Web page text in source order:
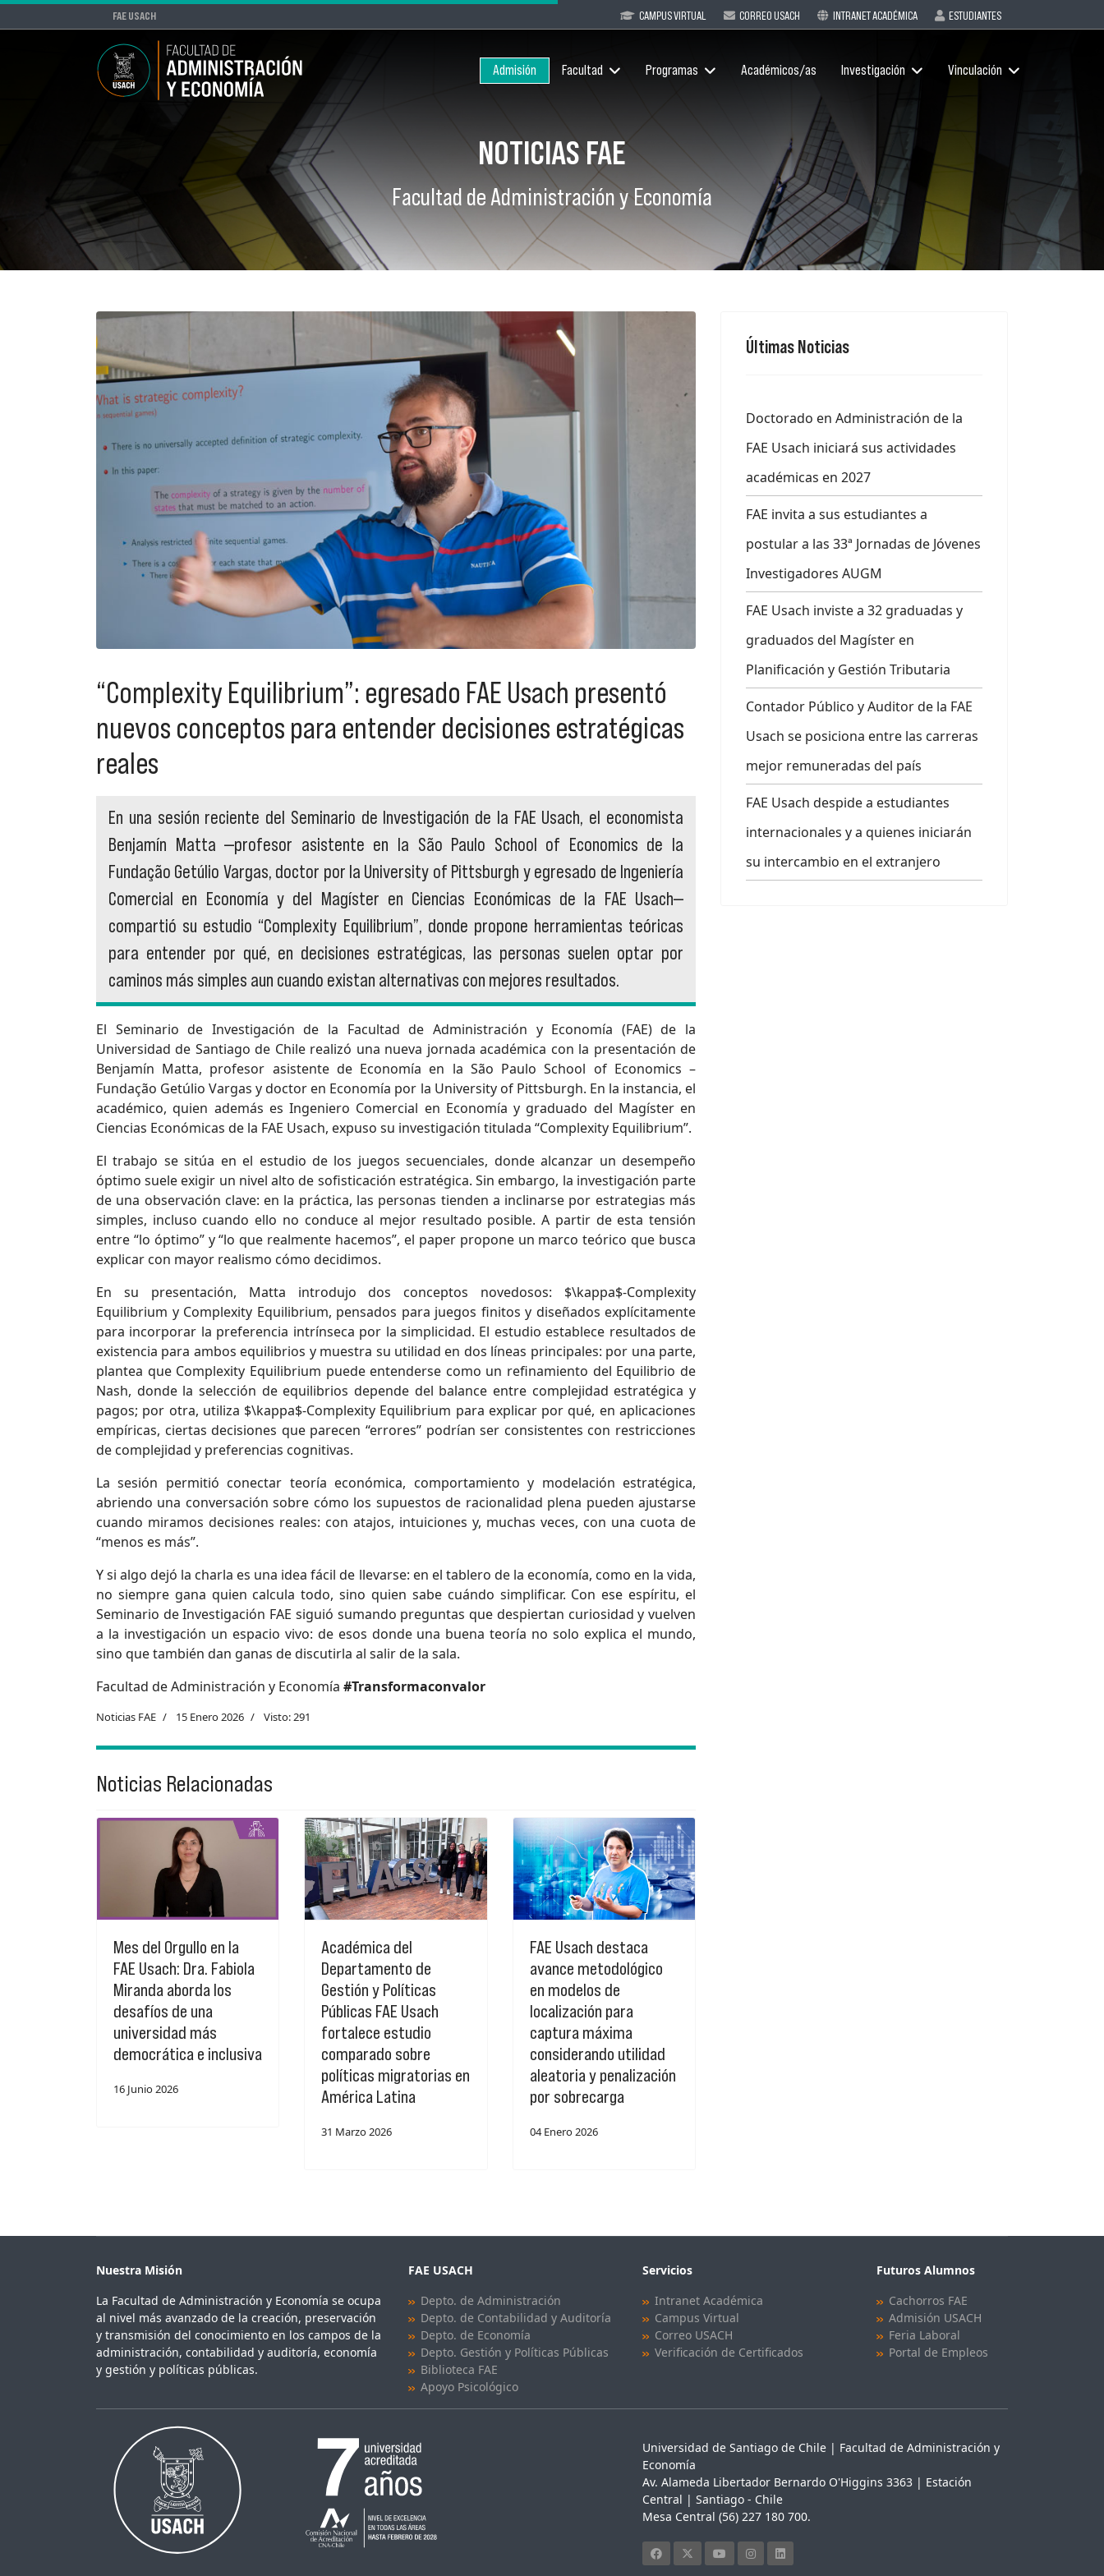
FAE USACH CAMPUS VIRTUAL CORREO USACH INTRANET ACADÉMICA ESTUDIANTES
Admisión Facultad Programas Académicos/as Investigación Vinculación
NOTICIAS FAE
Facultad de Administración y Economía
“Complexity Equilibrium”: egresado FAE Usach presentó
nuevos conceptos para entender decisiones estratégicas
reales
En una sesión reciente del Seminario de Investigación de la FAE Usach, el economista
Benjamín Matta —profesor asistente en la São Paulo School of Economics de la
Fundação Getúlio Vargas, doctor por la University of Pittsburgh y egresado de Ingeniería
Comercial en Economía y del Magíster en Ciencias Económicas de la FAE Usach—
compartió su estudio “Complexity Equilibrium”, donde propone herramientas teóricas
para entender por qué, en decisiones estratégicas, las personas suelen optar por
caminos más simples aun cuando existan alternativas con mejores resultados.
El Seminario de Investigación de la Facultad de Administración y Economía (FAE) de la
Universidad de Santiago de Chile realizó una nueva jornada académica con la presentación de
Benjamín Matta, profesor asistente de Economía en la São Paulo School of Economics –
Fundação Getúlio Vargas y doctor en Economía por la University of Pittsburgh. En la instancia, el
académico, quien además es Ingeniero Comercial en Economía y graduado del Magíster en
Ciencias Económicas de la FAE Usach, expuso su investigación titulada “Complexity Equilibrium”.
El trabajo se sitúa en el estudio de los juegos secuenciales, donde alcanzar un desempeño
óptimo suele exigir un nivel alto de sofisticación estratégica. Sin embargo, la investigación parte
de una observación clave: en la práctica, las personas tienden a inclinarse por estrategias más
simples, incluso cuando ello no conduce al mejor resultado posible. A partir de esta tensión
entre “lo óptimo” y “lo que realmente hacemos”, el paper propone un marco teórico que busca
explicar con mayor realismo cómo decidimos.
En su presentación, Matta introdujo dos conceptos novedosos: $\kappa$-Complexity
Equilibrium y Complexity Equilibrium, pensados para juegos finitos y diseñados explícitamente
para incorporar la preferencia intrínseca por la simplicidad. El estudio establece resultados de
existencia para ambos equilibrios y muestra su utilidad en dos líneas principales: por una parte,
plantea que Complexity Equilibrium puede entenderse como un refinamiento del Equilibrio de
Nash, donde la selección de equilibrios depende del balance entre complejidad estratégica y
pagos; por otra, utiliza $\kappa$-Complexity Equilibrium para explicar por qué, en aplicaciones
empíricas, ciertas decisiones que parecen “errores” podrían ser consistentes con restricciones
de complejidad y preferencias cognitivas.
La sesión permitió conectar teoría económica, comportamiento y modelación estratégica,
abriendo una conversación sobre cómo los supuestos de racionalidad plena pueden ajustarse
cuando miramos decisiones reales: con atajos, intuiciones y, muchas veces, con una cuota de
“menos es más”.
Y si algo dejó la charla es una idea fácil de llevarse: en el tablero de la economía, como en la vida,
no siempre gana quien calcula todo, sino quien sabe cuándo simplificar. Con ese espíritu, el
Seminario de Investigación FAE siguió sumando preguntas que despiertan curiosidad y vuelven
a la investigación un espacio vivo: de esos donde una buena teoría no solo explica el mundo,
sino que también dan ganas de discutirla al salir de la sala.
Facultad de Administración y Economía #Transformaconvalor
Noticias FAE 15 Enero 2026 Visto: 291
Noticias Relacionadas
Mes del Orgullo en la
FAE Usach: Dra. Fabiola
Miranda aborda los
desafíos de una
universidad más
democrática e inclusiva
16 Junio 2026
Académica del
Departamento de
Gestión y Políticas
Públicas FAE Usach
fortalece estudio
comparado sobre
políticas migratorias en
América Latina
31 Marzo 2026
FAE Usach destaca
avance metodológico
en modelos de
localización para
captura máxima
considerando utilidad
aleatoria y penalización
por sobrecarga
04 Enero 2026
Últimas Noticias
Doctorado en Administración de la
FAE Usach iniciará sus actividades
académicas en 2027
FAE invita a sus estudiantes a
postular a las 33ª Jornadas de Jóvenes
Investigadores AUGM
FAE Usach inviste a 32 graduadas y
graduados del Magíster en
Planificación y Gestión Tributaria
Contador Público y Auditor de la FAE
Usach se posiciona entre las carreras
mejor remuneradas del país
FAE Usach despide a estudiantes
internacionales y a quienes iniciarán
su intercambio en el extranjero
Nuestra Misión
La Facultad de Administración y Economía se ocupa
al nivel más avanzado de la creación, preservación
y transmisión del conocimiento en los campos de la
administración, contabilidad y auditoría, economía
y gestión y políticas públicas.
FAE USACH
Depto. de Administración
Depto. de Contabilidad y Auditoría
Depto. de Economía
Depto. Gestión y Políticas Públicas
Biblioteca FAE
Apoyo Psicológico
Servicios
Intranet Académica
Campus Virtual
Correo USACH
Verificación de Certificados
Futuros Alumnos
Cachorros FAE
Admisión USACH
Feria Laboral
Portal de Empleos
Universidad de Santiago de Chile | Facultad de Administración y
Economía
Av. Alameda Libertador Bernardo O'Higgins 3363 | Estación
Central | Santiago - Chile
Mesa Central (56) 227 180 700.